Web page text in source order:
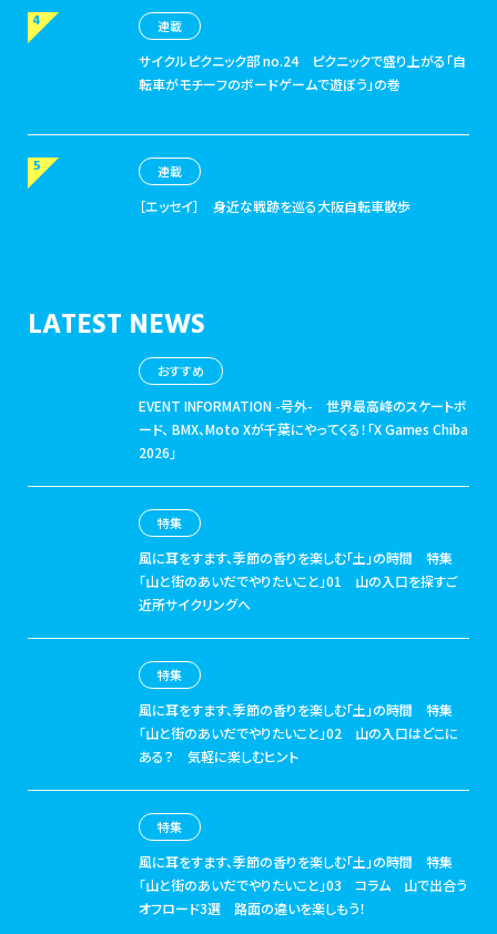
連載
サイクルピクニック部 no.24
ピクニックで盛り上がる「自
転車がモチーフのボードゲームで遊ぼう」の巻
連載
［エッセイ］ 身近な戦跡を巡る大阪自転車散歩
LATEST NEWS
おすすめ
EVENT INFORMATION -号外- 世界最高峰のスケートボ
ード、 BMX、Moto Xが千葉にやってくる！「X Games Chiba
2026」
特集
風に耳をすます、季節の香りを楽しむ「土」の時間 特集
「山と街のあいだでやりたいこと」01 山の入口を探すご
近所サイクリングへ
特集
風に耳をすます、季節の香りを楽しむ「土」の時間 特集
「山と街のあいだでやりたいこと」02 山の入口はどこに
ある？ 気軽に楽しむヒント
特集
風に耳をすます、季節の香りを楽しむ「土」の時間 特集
「山と街のあいだでやりたいこと」03 コラム 山で出合う
オフロード3選 路面の違いを楽しもう！